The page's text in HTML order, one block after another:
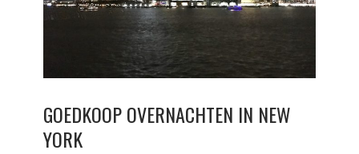
GOEDKOOP OVERNACHTEN IN NEW
YORK